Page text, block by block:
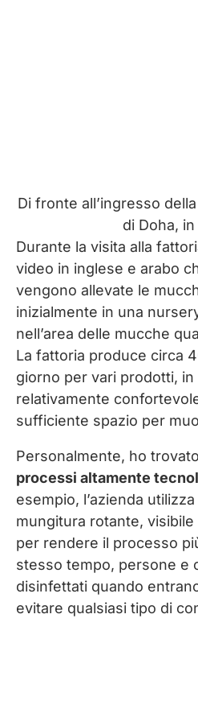
Di fronte all’ingresso
di Doha,
Durante la visita alla
video in inglese e arabo
vengono allevate le
inizialmente in una
nell’area delle mucche
La fattoria produce circa
giorno per vari prodotti, in
relativamente
sufficiente spazio per
Personalmente, ho
processi altamente
esempio, l’azienda
mungitura rotante, visibile
per rendere il processo
stesso tempo, persone e
disinfettati quando
evitare qualsiasi tipo di